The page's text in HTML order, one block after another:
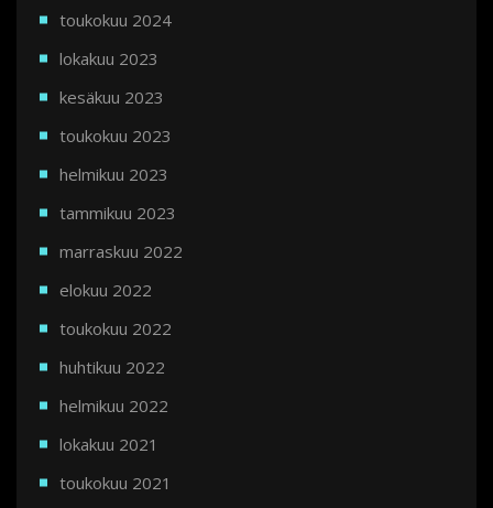
toukokuu 2024
lokakuu 2023
kesäkuu 2023
toukokuu 2023
helmikuu 2023
tammikuu 2023
marraskuu 2022
elokuu 2022
toukokuu 2022
huhtikuu 2022
helmikuu 2022
lokakuu 2021
toukokuu 2021